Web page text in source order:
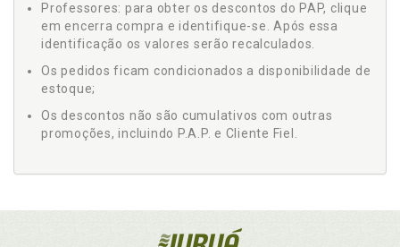
Professores: para obter os descontos do PAP, clique
em encerra compra e identifique-se. Após essa
identificação os valores serão recalculados.
Os pedidos ficam condicionados a disponibilidade de
estoque;
Os descontos não são cumulativos com outras
promoções, incluindo P.A.P. e Cliente Fiel.